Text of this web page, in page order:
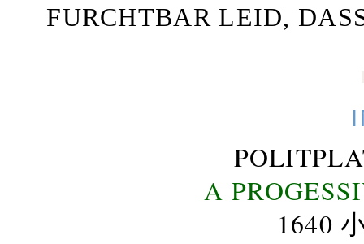
FURCHTBAR LEID,
A
1640